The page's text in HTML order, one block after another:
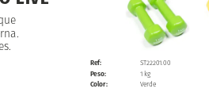
Ref: ST22201.00
Peso:
1 kg
Color:
Verde